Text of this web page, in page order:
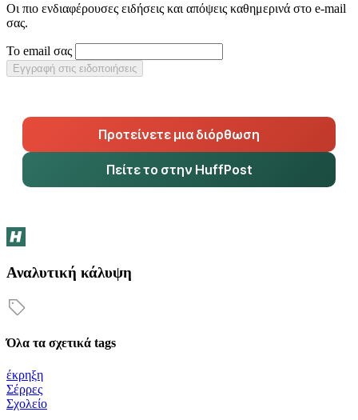
Οι πιο ενδιαφέρουσες ειδήσεις και απόψεις καθημερινά στο e-mail
σας.
Το email σας
Εγγραφή στις ειδοποιήσεις
Προτείνετε μια διόρθωση
Πείτε το στην HuffPost
Αναλυτική κάλυψη
Όλα τα σχετικά tags
έκρηξη
Σέρρες
Σχολείο